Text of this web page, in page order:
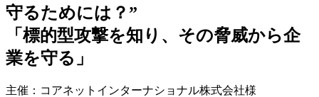
守るためには？”
「標的型攻撃を知り、その脅威から企
業を守る」
主催：コアネットインターナショナル株式会社様